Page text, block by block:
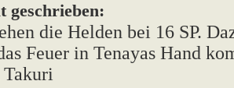
geschrieben:
die Helden bei 16 SP.
Feuer in Tenayas Hand
Takuri